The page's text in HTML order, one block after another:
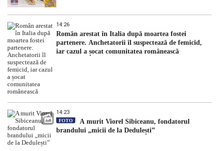
14:26
Român arestat în Italia după moartea fostei
partenere. Anchetatorii îl suspectează de femicid,
iar cazul a șocat comunitatea românească
14:23
FOTO
A murit Viorel Sibiceanu, fondatorul
brandului „micii de la Dedulești”